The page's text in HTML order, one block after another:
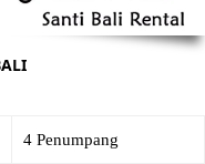
4 Penumpang